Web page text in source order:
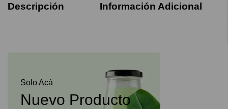
Descripción Información Adicional
Solo Acá
Nuevo Producto